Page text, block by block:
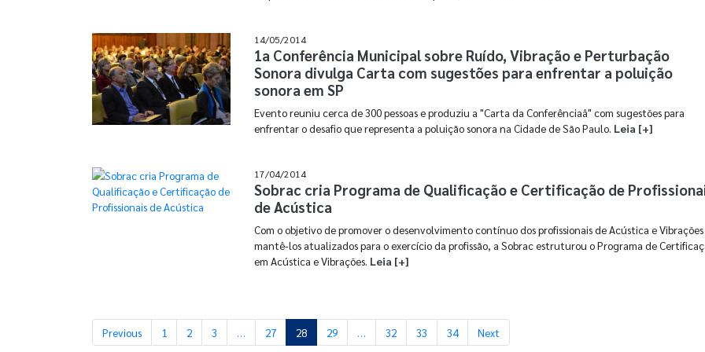
14/05/2014
1a Conferência Municipal sobre Ruído, Vibração e Perturbação
Sonora divulga Carta com sugestões para enfrentar a poluição
sonora em SP
Evento reuniu cerca de 300 pessoas e produziu a "Carta da Conferênciaâ" com sugestões para
enfrentar o desafio que representa a poluição sonora na Cidade de São Paulo. Leia [+]
17/04/2014
Sobrac cria Programa de Qualificação e Certificação de
de Acústica
Com o objetivo de promover o desenvolvimento contínuo dos profissionais de Acústica e Vibrações
mantê-los atualizados para o exercício da profissão, a Sobrac estruturou o Programa de
em Acústica e Vibrações. Leia [+]
Previous 1 2 3 … 27 28 29 … 32 33 34 Next